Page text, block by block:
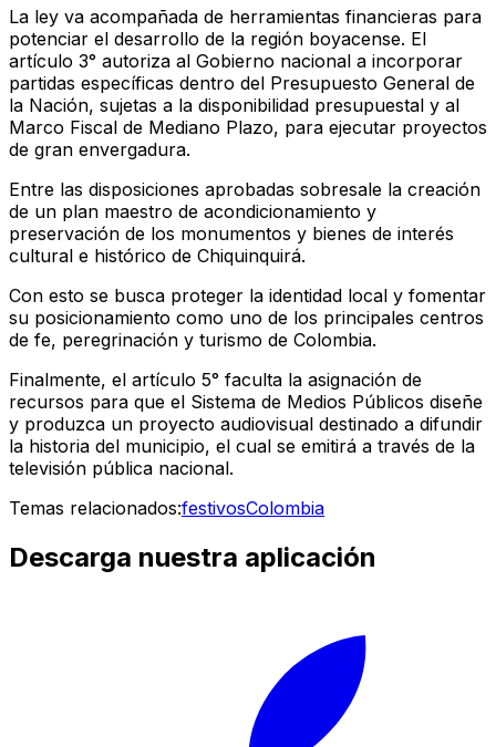
La ley va acompañada de herramientas financieras para
potenciar el desarrollo de la región boyacense. El
artículo 3° autoriza al Gobierno nacional a incorporar
partidas específicas dentro del Presupuesto General de
la Nación, sujetas a la disponibilidad presupuestal y al
Marco Fiscal de Mediano Plazo, para ejecutar proyectos
de gran envergadura.
Entre las disposiciones aprobadas sobresale la creación
de un plan maestro de acondicionamiento y
preservación de los monumentos y bienes de interés
cultural e histórico de Chiquinquirá.
Con esto se busca proteger la identidad local y fomentar
su posicionamiento como uno de los principales centros
de fe, peregrinación y turismo de Colombia.
Finalmente, el artículo 5° faculta la asignación de
recursos para que el Sistema de Medios Públicos diseñe
y produzca un proyecto audiovisual destinado a difundir
la historia del municipio, el cual se emitirá a través de la
televisión pública nacional.
Temas relacionados:festivosColombia
Descarga nuestra aplicación